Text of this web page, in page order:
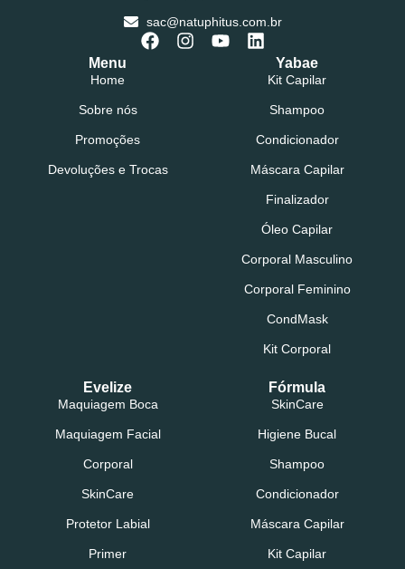
sac@natuphitus.com.br
Menu
Home
Sobre nós
Promoções
Devoluções e Trocas
Yabae
Kit Capilar
Shampoo
Condicionador
Máscara Capilar
Finalizador
Óleo Capilar
Corporal Masculino
Corporal Feminino
CondMask
Kit Corporal
Evelize
Maquiagem Boca
Maquiagem Facial
Corporal
SkinCare
Protetor Labial
Primer
Fórmula
SkinCare
Higiene Bucal
Shampoo
Condicionador
Máscara Capilar
Kit Capilar